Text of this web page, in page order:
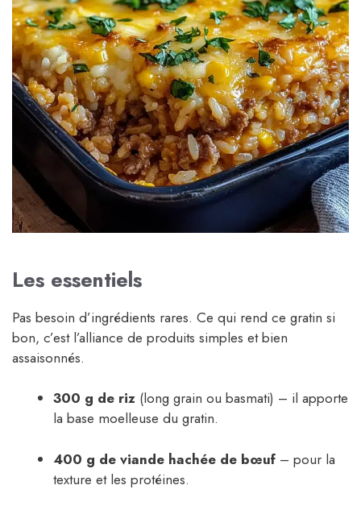
Les essentiels
Pas besoin d’ingrédients rares. Ce qui rend ce gratin si
bon, c’est l’alliance de produits simples et bien
assaisonnés.
300 g de riz (long grain ou basmati) – il apporte
la base moelleuse du gratin.
400 g de viande hachée de bœuf – pour la
texture et les protéines.